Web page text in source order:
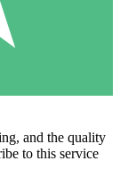
and the quality
to this service